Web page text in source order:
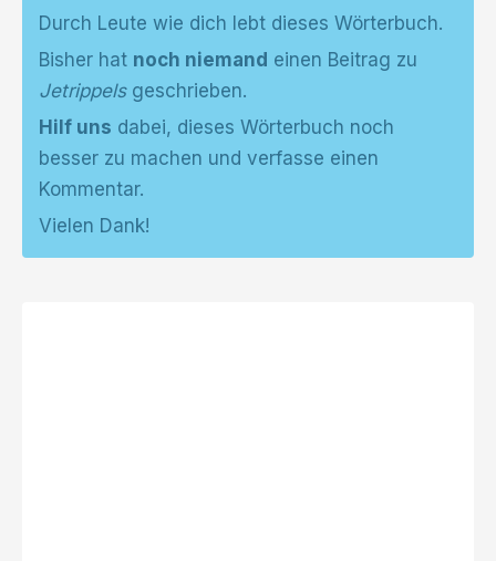
Durch Leute wie dich lebt dieses Wörterbuch.
Bisher hat noch niemand einen Beitrag zu
Jetrippelsgeschrieben.
Hilf uns dabei, dieses Wörterbuch noch
besser zu machen und verfasse einen
Kommentar.
Vielen Dank!